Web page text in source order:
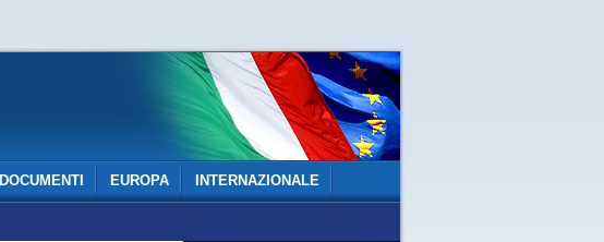
DOCUMENTI EUROPA INTERNAZIONALE